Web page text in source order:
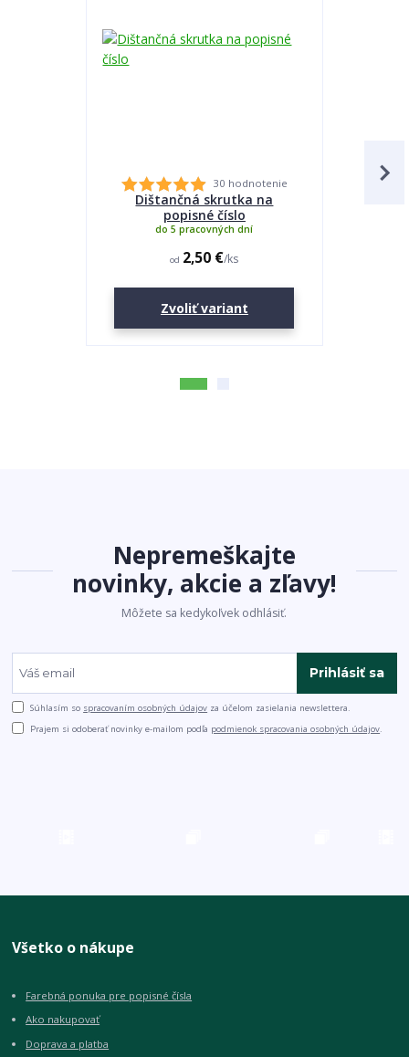
30 hodnotenie
Dištančná skrutka na
popisné číslo
od 2,50 €/ks
do 5 pracovných dní
Zvoliť variant
Nepremeškajte
novinky, akcie a zľavy!
Môžete sa kedykoľvek odhlásiť.
Prihlásiť sa
Súhlasím so spracovaním osobných údajov za účelom zasielania newslettera.
Prajem si odoberať novinky e-mailom podľa podmienok spracovania osobných údajov.
Všetko o nákupe
Farebná ponuka pre popisné čísla
Ako nakupovať
Doprava a platba